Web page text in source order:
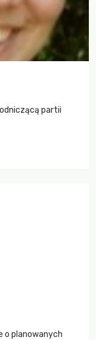
partii
o planowanych